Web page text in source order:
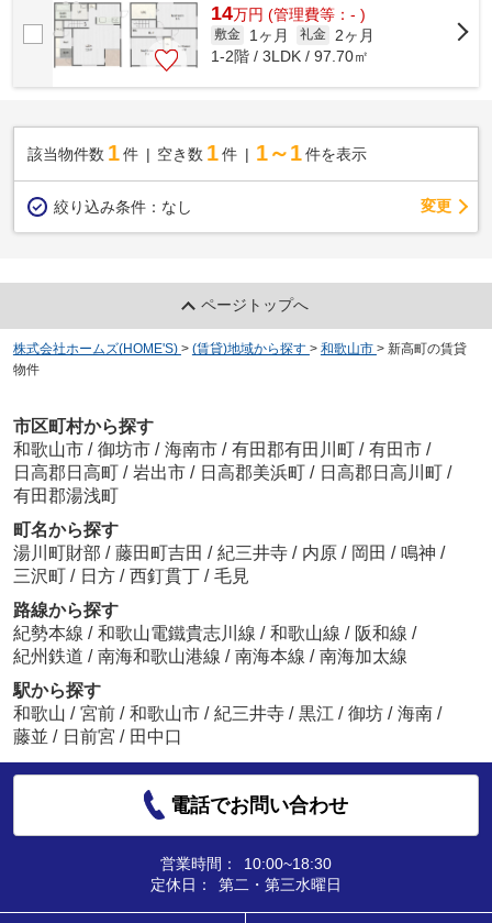
14万円 (管理費等：- )
敷金 1ヶ月 礼金
2ヶ月
1-2階 / 3LDK / 97.70㎡
該当物件数 1件 空き数 1 件 1～1 件を表示
絞り込み条件： なし 変更
ページトップへ
株式会社ホームズ(HOME'S) > (賃貸)地域から探す > 和歌山市 > 新高町の賃貸
物件
市区町村から探す
和歌山市 / 御坊市 / 海南市 / 有田郡有田川町 / 有田市 /
日高郡日高町 / 岩出市 / 日高郡美浜町 / 日高郡日高川町 /
有田郡湯浅町
町名から探す
湯川町財部 / 藤田町吉田 / 紀三井寺 / 内原 / 岡田 / 鳴神 /
三沢町 / 日方 / 西釘貫丁 / 毛見
路線から探す
紀勢本線 / 和歌山電鐵貴志川線 / 和歌山線 / 阪和線 /
紀州鉄道 / 南海和歌山港線 / 南海本線 / 南海加太線
駅から探す
和歌山 / 宮前 / 和歌山市 / 紀三井寺 / 黒江 / 御坊 / 海南 /
藤並 / 日前宮 / 田中口
電話でお問い合わせ
営業時間：
10:00~18:30
定休日：
第二・第三水曜日